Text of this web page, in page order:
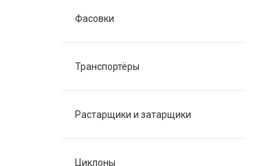
Фасовки
Транспортёры
Растарщики и затарщики
Циклоны